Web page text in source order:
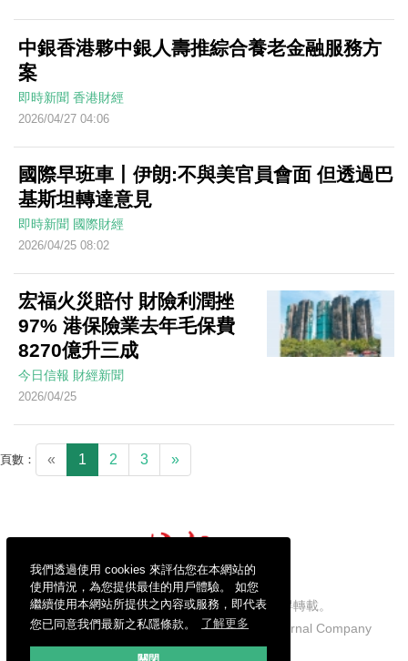
我們透過使用 cookies 來評估您在本網站的
使用情況，為您提供最佳的用戶體驗。 如您
繼續使用本網站所提供之內容或服務，即代表
您已同意我們最新之私隱條款。
了解更多
中銀香港夥中銀人壽推綜合養老金融服務方
案
即時新聞 香港財經
2026/04/27 04:06
國際早班車丨伊朗:不與美官員會面 但透過巴
基斯坦轉達意見
即時新聞 國際財經
2026/04/25 08:02
宏福火災賠付 財險利潤挫
97% 港保險業去年毛保費
8270億升三成
今日信報 財經新聞
2026/04/25
頁數： « 1 2 3 »
信報財經新聞有限公司版權所有，不得轉載。
Copyright © 2026 Hong Kong Economic Journal Company
Limited. All rights reserved.